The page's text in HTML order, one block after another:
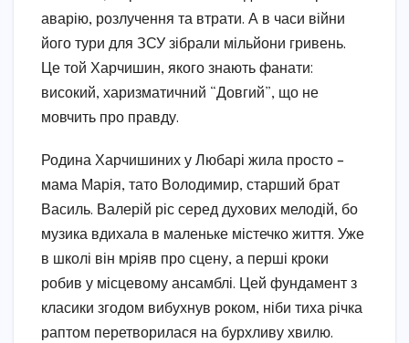
аварію, розлучення та втрати. А в часи війни
його тури для ЗСУ зібрали мільйони гривень.
Це той Харчишин, якого знають фанати:
високий, харизматичний “Довгий”, що не
мовчить про правду.
Родина Харчишиних у Любарі жила просто –
мама Марія, тато Володимир, старший брат
Василь. Валерій ріс серед духових мелодій, бо
музика вдихала в маленьке містечко життя. Уже
в школі він мріяв про сцену, а перші кроки
робив у місцевому ансамблі. Цей фундамент з
класики згодом вибухнув роком, ніби тиха річка
раптом перетворилася на бурхливу хвилю.